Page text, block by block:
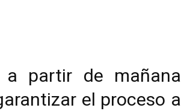
a partir de mañana
el proceso a